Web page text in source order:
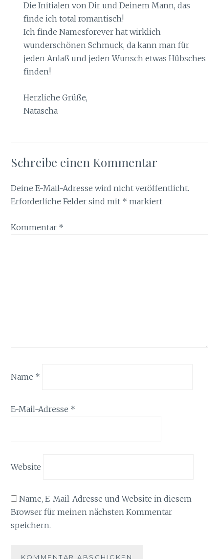
Die Initialen von Dir und Deinem Mann, das
finde ich total romantisch!
Ich finde Namesforever hat wirklich
wunderschönen Schmuck, da kann man für
jeden Anlaß und jeden Wunsch etwas Hübsches
finden!
Herzliche Grüße,
Natascha
Schreibe einen Kommentar
Deine E-Mail-Adresse wird nicht veröffentlicht.
Erforderliche Felder sind mit * markiert
Kommentar *
Name *
E-Mail-Adresse *
Website
Name, E-Mail-Adresse und Website in diesem
Browser für meinen nächsten Kommentar
speichern.